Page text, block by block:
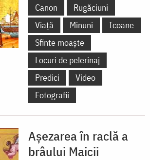
Canon
Rugăciuni
Viață
Minuni
Icoane
Sfinte moaște
Locuri de pelerinaj
Predici
Video
Fotografii
Așezarea în raclă a
brâului Maicii